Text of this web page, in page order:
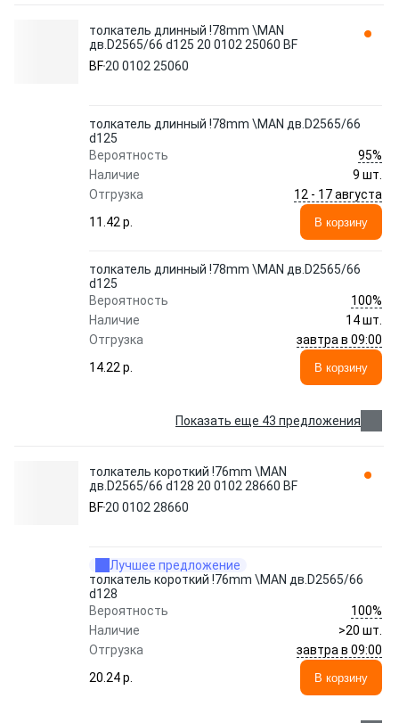
толкатель длинный !78mm \MAN
дв.D2565/66 d125 20 0102 25060 BF
BF20 0102 25060
толкатель длинный !78mm \MAN дв.D2565/66
d125
Вероятность
95%
Наличие
9 шт.
Отгрузка
12 - 17 августа
11.42 p.
В корзину
толкатель длинный !78mm \MAN дв.D2565/66
d125
Вероятность
100%
Наличие
14 шт.
Отгрузка
завтра в 09:00
14.22 p.
В корзину
Показать еще 43 предложения
толкатель короткий !76mm \MAN
дв.D2565/66 d128 20 0102 28660 BF
BF20 0102 28660
Лучшее предложение
толкатель короткий !76mm \MAN дв.D2565/66
d128
Вероятность
100%
Наличие
>20 шт.
Отгрузка
завтра в 09:00
20.24 p.
В корзину